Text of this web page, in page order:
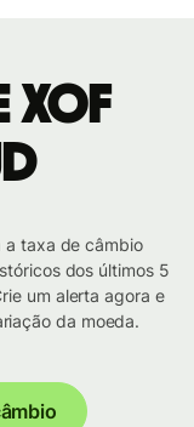
a taxa de câmbio
dos últimos 5
um alerta agora e
da moeda.